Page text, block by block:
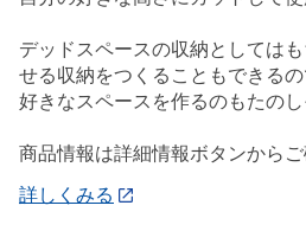
デッドスペースの収納としては
せる収納をつくることもできる
好きなスペースを作るのもたのし
商品情報は詳細情報ボタンからご
詳しくみる